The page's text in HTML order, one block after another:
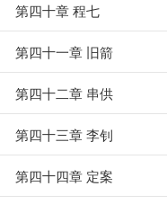
第四十章 程七
第四十一章 旧箭
第四十二章 串供
第四十三章 李钊
第四十四章 定案